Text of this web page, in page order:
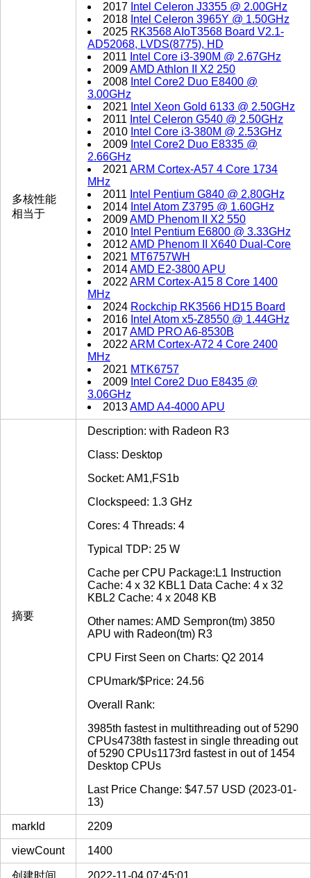
多核性能
相当于
2017 Intel Celeron J3355 @ 2.00GHz
2018 Intel Celeron 3965Y @ 1.50GHz
2025 RK3568 AIoT3568 Board V2.1-
AD52068, LVDS(8775), HD
2011 Intel Core i3-390M @ 2.67GHz
2009AMD Athlon II X2 250
2008 Intel Core2 Duo E8400 @
3.00GHz
2021 Intel Xeon Gold 6133 @ 2.50GHz
2011 Intel Celeron G540 @ 2.50GHz
2010 Intel Core i3-380M @ 2.53GHz
2009 Intel Core2 Duo E8335 @
2.66GHz
2021ARM Cortex-A57 4 Core 1734
MHz
2011 Intel Pentium G840 @ 2.80GHz
2014 Intel Atom Z3795 @ 1.60GHz
2009AMD Phenom II X2 550
2010 Intel Pentium E6800 @ 3.33GHz
2012AMD Phenom II X640 Dual-Core
2021 MT6757WH
2014AMD E2-3800 APU
2022ARM Cortex-A15 8 Core 1400
MHz
2024 Rockchip RK3566 HD15 Board
2016 Intel Atom x5-Z8550 @ 1.44GHz
2017AMD PRO A6-8530B
2022ARM Cortex-A72 4 Core 2400
MHz
2021 MTK6757
2009 Intel Core2 Duo E8435 @
3.06GHz
2013AMD A4-4000 APU
摘要
Description: with Radeon R3
Class: Desktop
Socket: AM1,FS1b
Clockspeed: 1.3 GHz
Cores: 4 Threads: 4
Typical TDP: 25 W
Cache per CPU Package:L1 Instruction
Cache: 4 x 32 KBL1 Data Cache: 4 x 32
KBL2 Cache: 4 x 2048 KB
Other names: AMD Sempron(tm) 3850
APU with Radeon(tm) R3
CPU First Seen on Charts: Q2 2014
CPUmark/$Price: 24.56
Overall Rank:
3985th fastest in multithreading out of 5290
CPUs4738th fastest in single threading out
of 5290 CPUs1173rd fastest in out of 1454
Desktop CPUs
Last Price Change: $47.57 USD (2023-01-
13)
markId 2209
viewCount 1400